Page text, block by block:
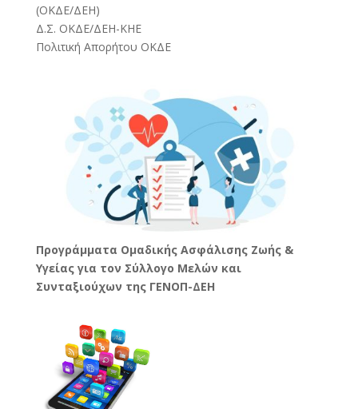
(ΟΚΔΕ/ΔΕΗ)
Δ.Σ. ΟΚΔΕ/ΔΕΗ-ΚΗΕ
Πολιτική Απορήτου ΟΚΔΕ
Προγράμματα Ομαδικής Ασφάλισης Ζωής &
Υγείας για τον Σύλλογο Μελών και
Συνταξιούχων της ΓΕΝΟΠ-ΔΕΗ